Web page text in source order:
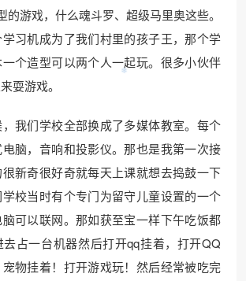
的游戏，什么魂斗罗、超级马里奥这些。
习机成为了我们村里的孩子王，那个学
个造型可以两个人一起玩。很多小伙伴
耍游戏。
我们学校全部换成了多媒体教室。每个
脑，音响和投影仪。那也是我第一次接
新奇很好奇就每天上课就想去捣鼓一下
校当时有个专门为留守儿童设置的一个
可以联网。那如获至宝一样下午吃饭都
占一台机器然后打开qq挂着，打开QQ
物挂着！打开游戏玩！然后经常被吃完